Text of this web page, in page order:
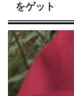
をゲット